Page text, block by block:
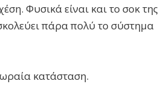
Φυσικά είναι και το σοκ της
πάρα πολύ το σύστημα
κατάσταση.